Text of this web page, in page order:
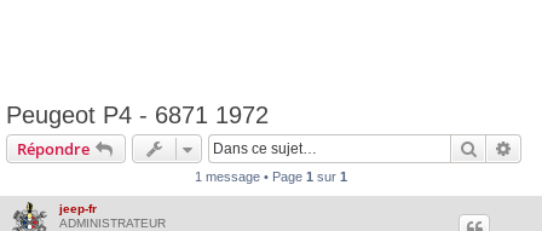
Peugeot P4 - 6871 1972
Répondre
1 message • Page 1 sur 1
jeep-fr
ADMINISTRATEUR